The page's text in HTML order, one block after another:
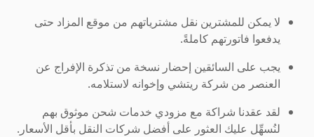
لا يمكن للمشترين نقل مشترياتهم من موقع المزاد حتى
يدفعوا فاتورتهم كاملةً.
يجب على السائقين إحضار نسخة من تذكرة الإفراج عن
العنصر من شركة ريتشي وإخوانه لاستلامه.
لقد عقدنا شراكة مع مزودي خدمات شحن موثوق بهم
لنُسهِّل عليك العثور على أفضل شركات النقل بأقل الأسعار.